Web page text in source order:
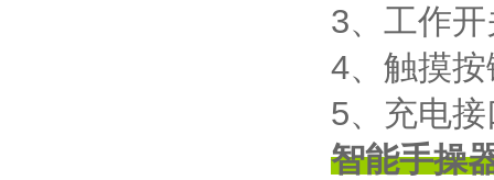
3、工作开
4、触摸按
5、充电接
智能手操